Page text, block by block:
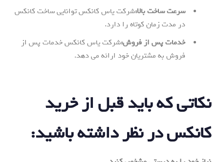
سرعت ساخت بالا:شرکت یاس کانکس توانایی ساخت کانکس
در مدت زمان کوتاه را دارد.
خدمات پس از فروش:شرکت یاس کانکس خدمات پس از
فروش به مشتریان خود ارائه می دهد.
نکاتی که باید قبل از خرید
کانکس در نظر داشته باشید: